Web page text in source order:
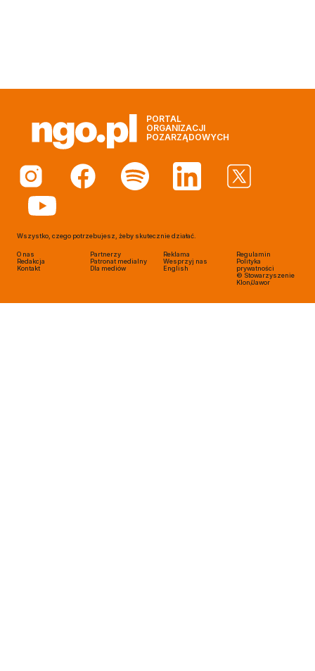
PORTAL
ORGANIZACJI
POZARZĄDOWYCH
Wszystko, czego potrzebujesz, żeby skutecznie działać.
O nas
Redakcja
Kontakt
Partnerzy
Patronat medialny
Dla mediów
Reklama
Wesprzyj nas
English
Regulamin
Polityka
prywatności
© Stowarzyszenie
Klon/Jawor